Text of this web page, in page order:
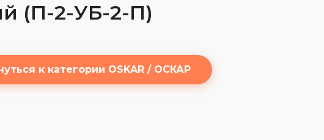
(П-2-УБ-2-П)
к категории OSKAR / ОСКАР